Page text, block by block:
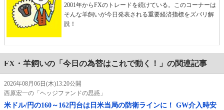
2001年からFXのトレードを続けている。このコーナーは
そんな羊飼いが今日発表される重要経済指標をズバリ解
説！
FX・羊飼いの「今日の為替はこれで動く！」の関連記事
2026年08月06日(木)13:20公開
西原宏一の「ヘッジファンドの思惑」
米ドル/円の160～162円台は日米当局の防衛ラインに！ GW介入時安